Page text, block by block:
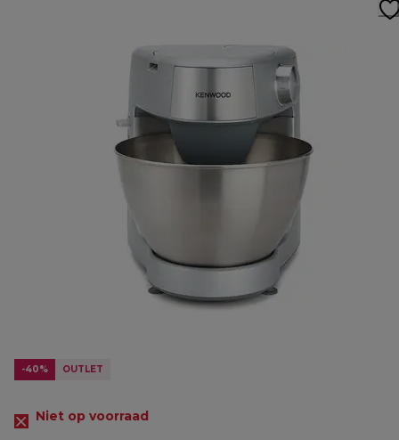
-40% OUTLET
Niet op voorraad